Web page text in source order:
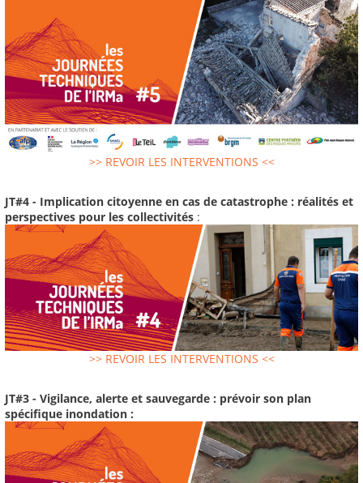
>> REVOIR LES INTERVENTIONS <<
JT#4 - Implication citoyenne en cas de catastrophe : réalités et
perspectives pour les collectivités :
>> REVOIR LES INTERVENTIONS <<
JT#3 - Vigilance, alerte et sauvegarde : prévoir son plan
spécifique inondation :